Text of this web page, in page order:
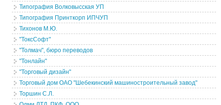
Типография Волковысская УП
Типография Принткорп ИПЧУП
Тихонов М.Ю.
"ТоксСофт"
"Толмач", бюро переводов
"Тонлайн"
"Торговый дизайн"
Торговый дом ОАО "Шебекинский машиностроительный завод"
Торшин С.Л.